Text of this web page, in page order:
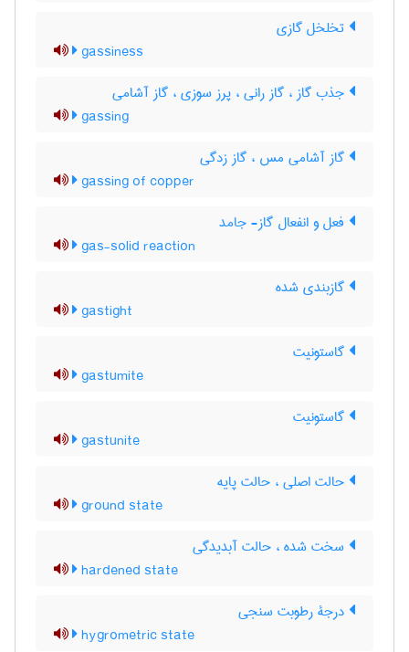
تخلخل گازی
gassiness
جذب گاز ، گاز رانی ، پرز سوزی ، گاز آشامی
gassing
گاز آشامی مس ، گاز زدگی
gassing of copper
فعل و انفعال گاز- جامد
gas-solid reaction
گازبندی شده
gastight
گاستونیت
gastumite
گاستونیت
gastunite
حالت اصلی ، حالت پایه
ground state
سخت شده ، حالت آبدیدگی
hardened state
درجۀ رطوبت سنجی
hygrometric state